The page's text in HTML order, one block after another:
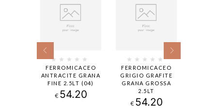
FERROMICACEO
ANTRACITE GRANA
FINE 2.5LT (04)
€ 54.20
FERROMICACEO
GRIGIO GRAFITE
GRANA GROSSA
2.5LT
€ 54.20